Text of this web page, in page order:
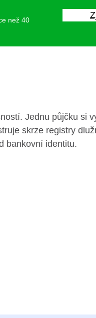
než 40
Jednu půjčku si
skrze registry
bankovní identitu.